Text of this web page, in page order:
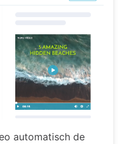
automatisch de